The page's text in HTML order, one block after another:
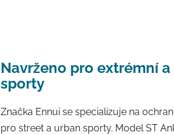
Navrženo pro extrémní
sporty
Značka Ennui se specializuje na
pro street a urban sporty. Model ST